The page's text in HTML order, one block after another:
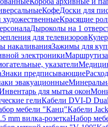
КофеДоски для
художественныеКрасящие
Дыроколы на 1
для телевизоров
накаливанияЗажимы для
электроники
указатели
Знаки предписывающие
эвакуационные
для мытья окон
гелиКабели DVI-D
мебели "Канц"Кабели
mm вилка-розеткаНабор